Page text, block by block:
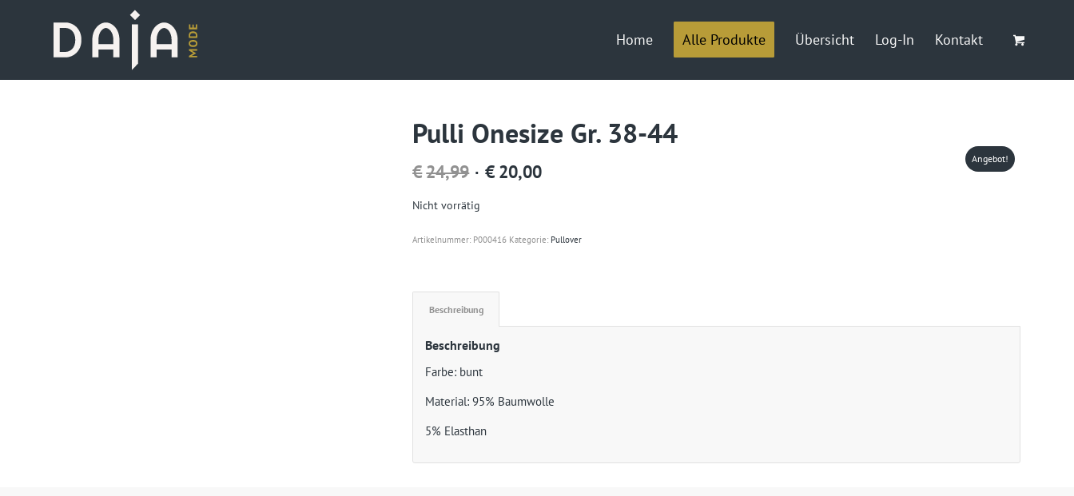
Home Alle Produkte Übersicht Log-In Kontakt
Angebot!
Pulli Onesize Gr. 38-44
€24,99 Ursprünglicher
Preis
€24,99
€ 20,00Aktueller
€20,00.
Nicht vorrätig
Artikelnummer: P000416 Kategorie: Pullover
Beschreibung
Beschreibung
Farbe: bunt
Material: 95% Baumwolle
5% Elasthan